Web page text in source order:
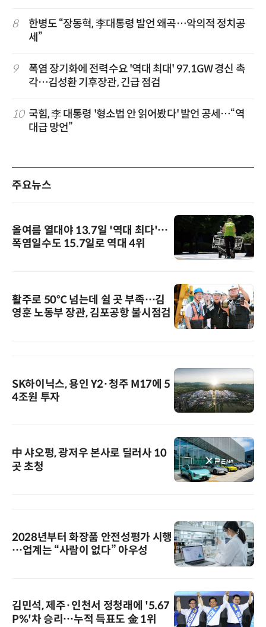
8
한병도 “장동혁, 李대통령 발언 왜곡…악의적 정치공
세”
9
폭염 장기화에 전력수요 '역대 최대' 97.1GW 경신 촉
각…김성환 기후장관, 긴급 점검
10 국힘, 李 대통령 '형소법 안 읽어봤다' 발언 공세…“역
대급 망언”
주요뉴스
올여름 열대야 13.7일 '역대 최다'…
폭염일수도 15.7일로 역대 4위
활주로 50℃ 넘는데 쉴 곳 부족…김
영훈 노동부 장관, 김포공항 불시점검
SK하이닉스, 용인 Y2·청주 M17에 5
4조원 투자
中 샤오펑, 광저우 본사로 딜러사 10
곳 초청
2028년부터 화장품 안전성평가 시행
…업계는 “사람이 없다” 아우성
김민석, 제주·인천서 정청래에 '5.67
P%'차 승리…누적 득표도 金 1위